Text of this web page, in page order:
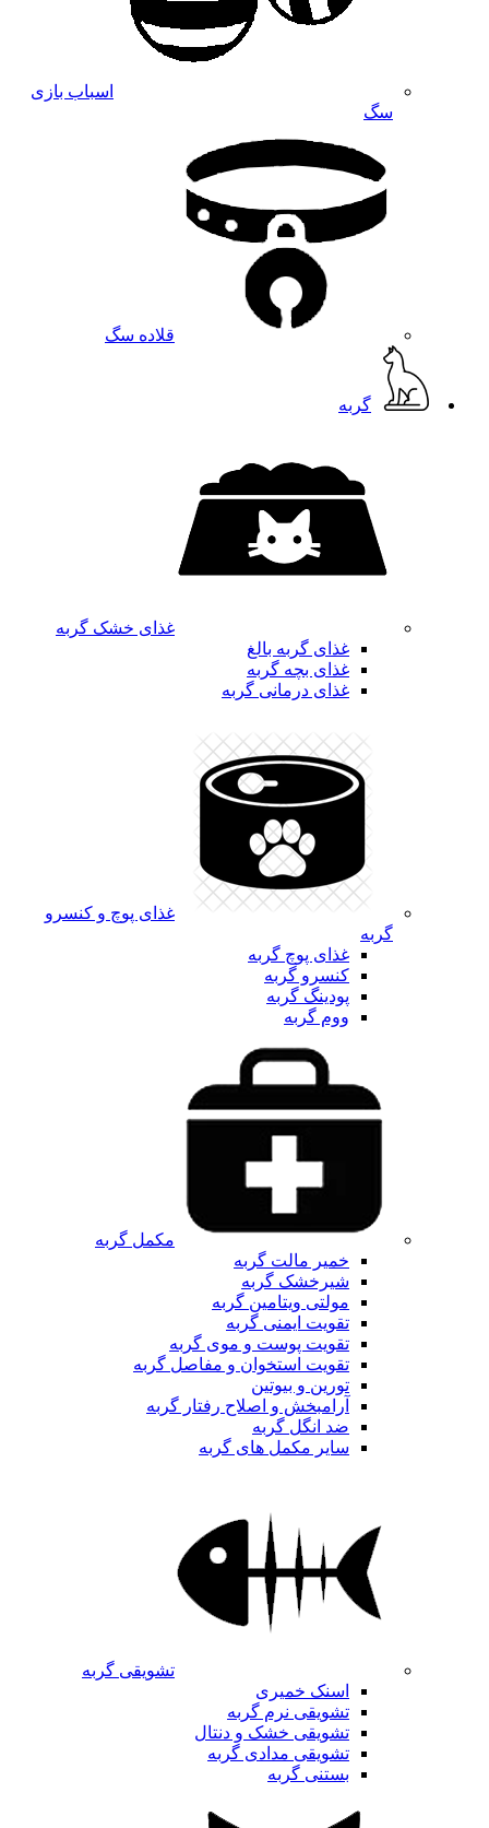
اسباب بازی
سگ
قلاده سگ
گربه
غذای خشک گربه
غذای گربه بالغ
غذای بچه گربه
غذای درمانی گربه
غذای پوچ و کنسرو
گربه
غذای پوچ گربه
کنسرو گربه
پودینگ گربه
ووم گربه
مکمل گربه
خمیر مالت گربه
شیرخشک گربه
مولتی ویتامین گربه
تقویت ایمنی گربه
تقویت پوست و موی گربه
تقویت استخوان و مفاصل گربه
تورین و بیوتین
آرامبخش و اصلاح رفتار گربه
ضد انگل گربه
سایر مکمل های گربه
تشویقی گربه
اسنک خمیری
تشویقی نرم گربه
تشویقی خشک و دنتال
تشویقی مدادی گربه
بستنی گربه